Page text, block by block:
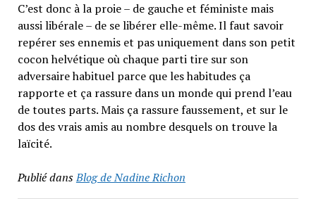
C’est donc à la proie – de gauche et féministe mais
aussi libérale – de se libérer elle-même. Il faut savoir
repérer ses ennemis et pas uniquement dans son petit
cocon helvétique où chaque parti tire sur son
adversaire habituel parce que les habitudes ça
rapporte et ça rassure dans un monde qui prend l’eau
de toutes parts. Mais ça rassure faussement, et sur le
dos des vrais amis au nombre desquels on trouve la
laïcité.
Publié dansBlog de Nadine Richon